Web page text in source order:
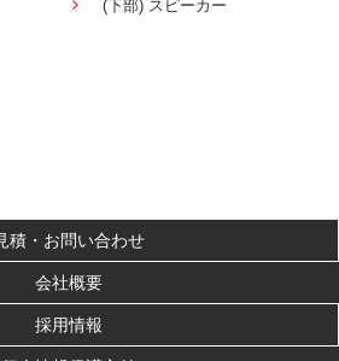
(下部) スピーカー
積・お問い合わせ
会社概要
採用情報